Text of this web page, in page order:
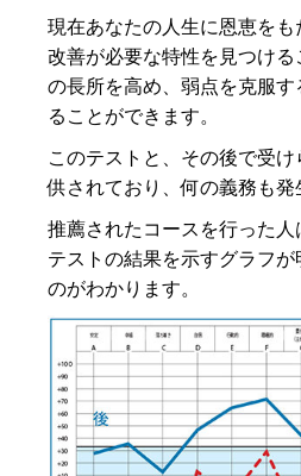
現在あなたの人生に恩恵をも
改善が必要な特性を見つけ
の長所を高め、弱点を克服
ることができます。
このテストと、その後で受
供されており、何の義務も発
推薦されたコースを行った
テストの結果を示すグラフ
のがわかります。